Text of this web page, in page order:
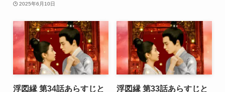
2025年6月10日
浮図縁 第34話あらすじと
浮図縁 第33話あらすじと